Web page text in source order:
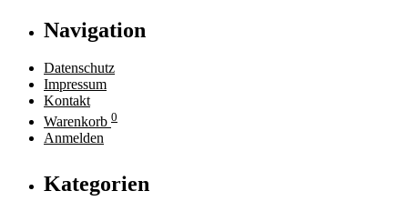
Navigation
Datenschutz
Impressum
Kontakt
Warenkorb 0
Anmelden
Kategorien